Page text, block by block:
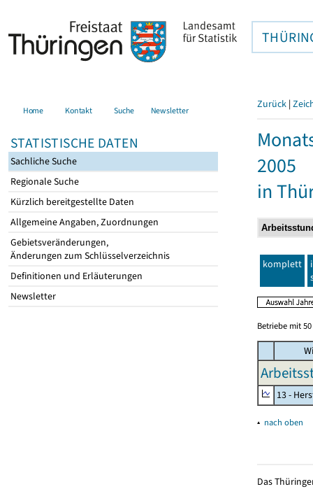
Home Kontakt Suche Newsletter
STATISTISCHE DATEN
Sachliche Suche
Regionale Suche
Kürzlich bereitgestellte Daten
Allgemeine Angaben, Zuordnungen
Gebietsveränderungen,
Änderungen zum Schlüsselverzeichnis
Definitionen und Erläuterungen
Newsletter
Zurück |
2005
in
komplett
Betriebe mit
13 -
▴ nach oben
Das